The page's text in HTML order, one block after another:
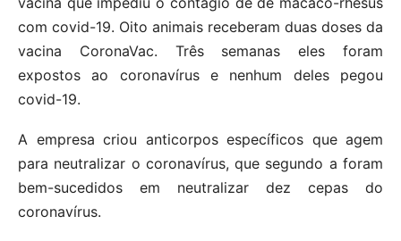
com covid-19. Oito animais receberam duas doses da
vacina CoronaVac. Três semanas eles foram
expostos ao coronavírus e nenhum deles pegou
covid-19.
A empresa criou anticorpos específicos que agem
para neutralizar o coronavírus, que segundo a foram
bem-sucedidos em neutralizar dez cepas do
coronavírus.